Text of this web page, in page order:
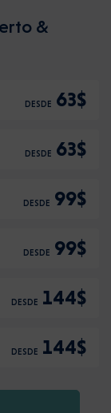
&
DESDE 63$
DESDE 63$
DESDE 99$
DESDE 99$
DESDE 144$
DESDE 144$